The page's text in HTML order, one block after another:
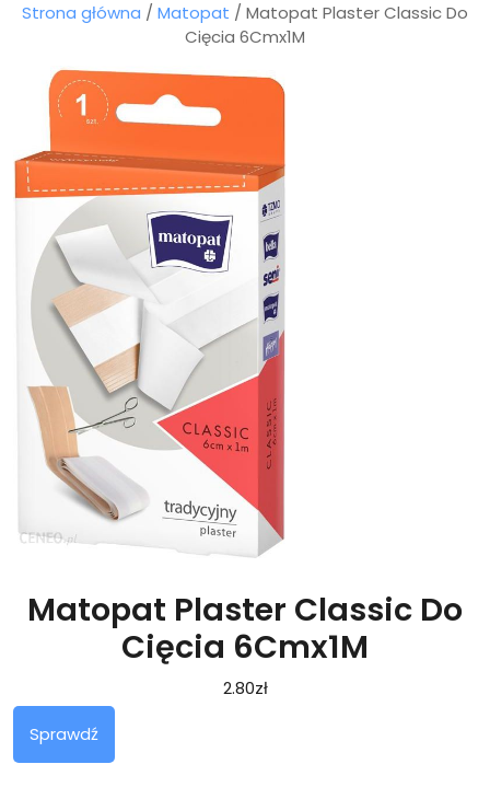
Strona główna / Matopat / Matopat Plaster Classic Do
Cięcia 6Cmx1M
Matopat Plaster Classic Do
Cięcia 6Cmx1M
2.80zł
Sprawdź